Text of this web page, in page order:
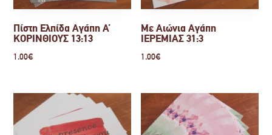
Πίστη Ελπίδα Αγάπη Α’
ΚΟΡΙΝΘΙΟΥΣ 13:13
1.00€
Με Αιώνια Αγάπη
ΙΕΡΕΜΙΑΣ 31:3
1.00€